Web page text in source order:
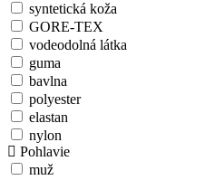
syntetická koža
GORE-TEX
vodeodolná látka
guma
bavlna
polyester
elastan
nylon
Pohlavie
muž